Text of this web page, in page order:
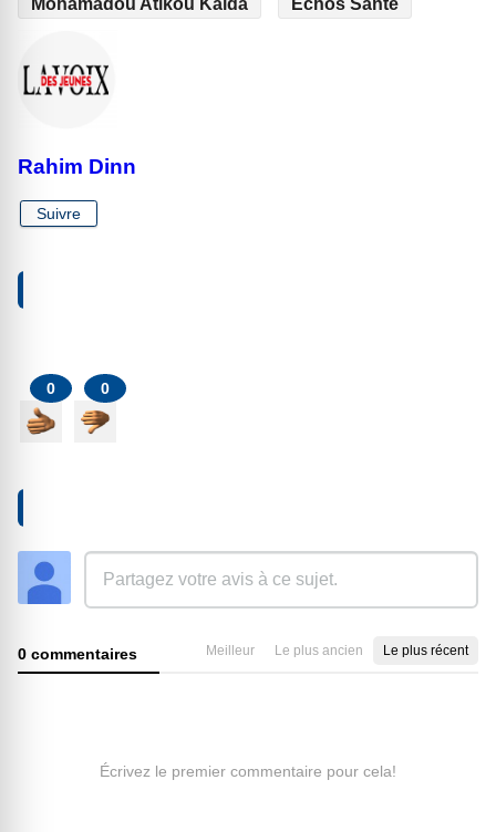
Mohamadou Atikou Kalda Échos Santé
Rahim Dinn
Suivre
0 0
0 commentaires Meilleur Le plus ancien Le plus récent
Écrivez le premier commentaire pour cela!